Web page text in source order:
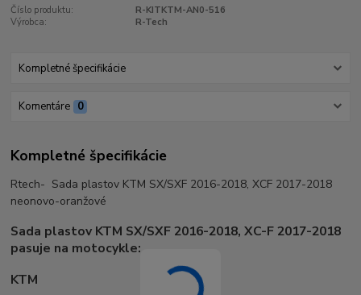
Číslo produktu:
R-KITKTM-AN0-516
Výrobca:
R-Tech
Kompletné špecifikácie
Komentáre 0
Kompletné špecifikácie
Rtech- Sada plastov KTM SX/SXF 2016-2018, XCF 2017-2018
neonovo-oranžové
Sada plastov KTM SX/SXF 2016-2018, XC-F 2017-2018
pasuje na motocykle:
KTM